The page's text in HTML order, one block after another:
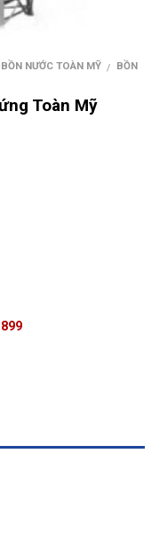
BỒN NƯỚC TOÀN MỸ / BỒN
Toàn Mỹ